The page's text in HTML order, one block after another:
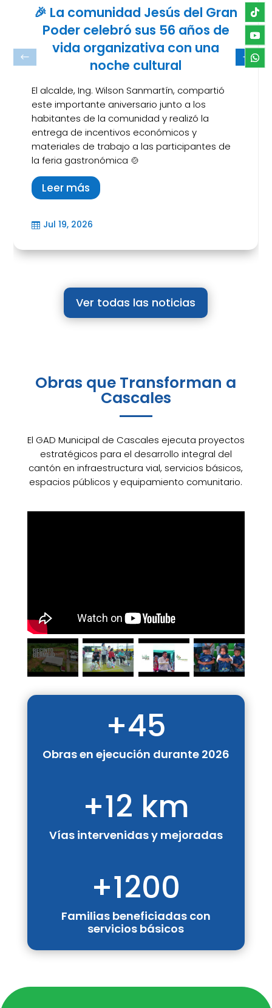
🎉 La comunidad Jesús del Gran
Poder celebró sus 56 años de
vida organizativa con una
noche cultural
El alcalde, Ing. Wilson Sanmartín, compartió
este importante aniversario junto a los
habitantes de la comunidad y realizó la
entrega de incentivos económicos y
materiales de trabajo a las participantes de
la feria gastronómica 🍲
Leer más
 Jul 19, 2026
Ver todas las noticias
Obras que Transforman a
Cascales
El GAD Municipal de Cascales ejecuta proyectos
estratégicos para el desarrollo integral del
cantón en infraestructura vial, servicios básicos,
espacios públicos y equipamiento comunitario.
+45
Obras en ejecución durante 2026
+12 km
Vías intervenidas y mejoradas
+1200
Familias beneficiadas con
servicios básicos